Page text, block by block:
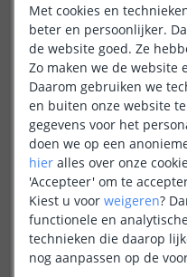
Zigbee lamp - E27
4 watt - Dual
OP VOORRAAD 16
IN WINKELWAGEN
Met cookies en
beter en persoonlijker.
de website goed. Ze
Zo maken we de website
Daarom gebruiken we
en buiten onze website
gegevens voor het
doen we op een
hier alles over onze
'Accepteer' om te
Kiest u voor weigeren?
functionele en
technieken die daarop
nog aanpassen op de